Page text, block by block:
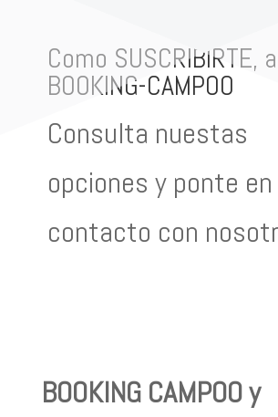
Como SUSCRIBIRTE, a
BOOKING-CAMPOO
Consulta nuestas
opciones y ponte en
contacto con
BOOKING CAMPOO y